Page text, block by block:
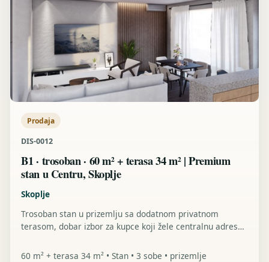
Prodaja
DIS-0012
B1 · trosoban · 60 m² + terasa 34 m² | Premium
stan u Centru, Skoplje
Skoplje
Trosoban stan u prizemlju sa dodatnom privatnom
terasom, dobar izbor za kupce koji žele centralnu adresu i
60 m² + terasa 34 m² • Stan • 3 sobe • prizemlje